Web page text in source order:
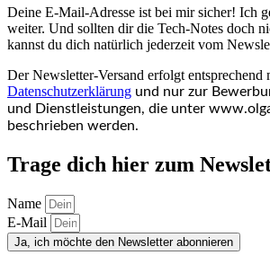
Deine E-Mail-Adresse ist bei mir sicher! Ich
weiter. Und sollten dir die Tech-Notes doch
kannst du dich natürlich jederzeit vom
Der Newsletter-Versand erfolgt entsprechend
Datenschutzerklärung und nur zur
und Dienstleistungen, die unter
beschrieben werden.
Trage dich hier zum
Name
E-Mail
Ja, ich möchte den Newsletter abonnieren